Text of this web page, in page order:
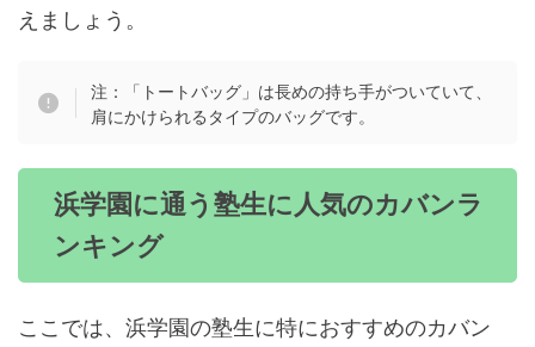
えましょう。
注：「トートバッグ」は長めの持ち手がついていて、
肩にかけられるタイプのバッグです。
浜学園に通う塾生に人気のカバンラ
ンキング
ここでは、浜学園の塾生に特におすすめのカバン